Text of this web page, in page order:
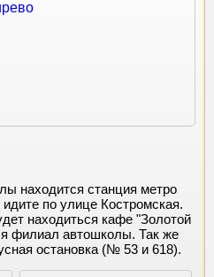
находится станция метро
по улице Костромская.
находиться кафе "Золотой
филиал автошколы. Так же
остановка (№ 53 и 618).